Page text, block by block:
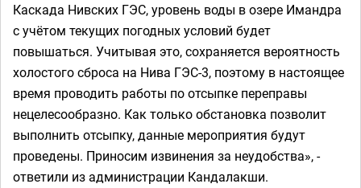
Каскада Нивских ГЭС, уровень воды в озере Имандра
с учётом текущих погодных условий будет
повышаться. Учитывая это, сохраняется вероятность
холостого сброса на Нива ГЭС-3, поэтому в настоящее
время проводить работы по отсыпке переправы
нецелесообразно. Как только обстановка позволит
выполнить отсыпку, данные мероприятия будут
проведены. Приносим извинения за неудобства», -
ответили из администрации Кандалакши.